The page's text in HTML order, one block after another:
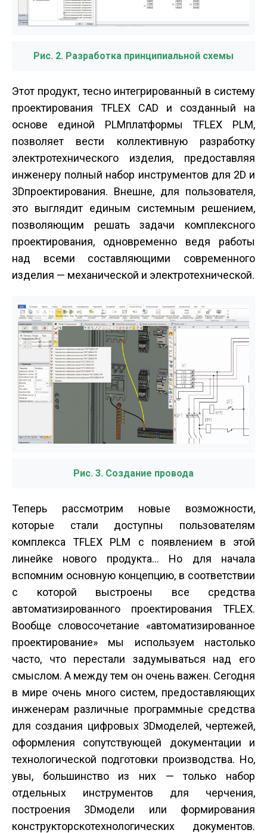
Рис. 2. Разработка принципиальной схемы
Этот продукт, тесно интегрированный в систему
проектирования T­FLEX CAD и созданный на
основе единой PLM­платформы T­FLEX PLM,
позволяет вести коллективную разработку
электротехнического изделия, предоставляя
инженеру полный набор инструментов для 2D­ и
3D­проектирования. Внешне, для пользователя,
это выглядит единым системным решением,
позволяющим решать задачи комплексного
проектирования, одновременно ведя работы
над всеми составляющими современного
изделия — механической и электротехнической.
Рис. 3. Создание провода
Теперь рассмотрим новые возможности,
которые стали доступны пользователям
комплекса T­FLEX PLM с появлением в этой
линейке нового продукта… Но для начала
вспомним основную концепцию, в соответствии
с которой выстроены все средства
автоматизированного проектирования T­FLEX.
Вообще словосочетание «автоматизированное
проектирование» мы используем настолько
часто, что перестали задумываться над его
смыслом. А между тем он очень важен. Сегодня
в мире очень много систем, предоставляющих
инженерам различные программные средства
для создания цифровых 3D­моделей, чертежей,
оформления сопутствующей документации и
технологической подготовки производства. Но,
увы, большинство из них — только набор
отдельных инструментов для черчения,
построения 3D­модели или формирования
конструкторско­технологических документов.